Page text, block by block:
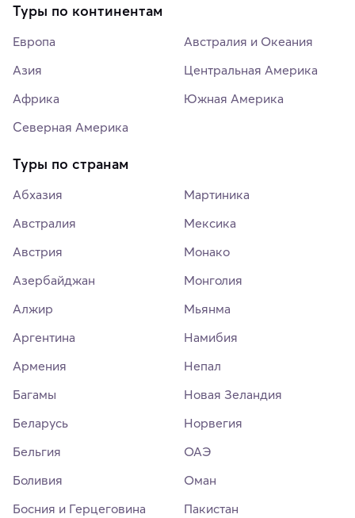
Туры по континентам
Европа
Азия
Африка
Северная Америка
Австралия и Океания
Центральная Америка
Южная Америка
Туры по странам
Абхазия
Австралия
Австрия
Азербайджан
Алжир
Аргентина
Армения
Багамы
Беларусь
Бельгия
Боливия
Босния и Герцеговина
Мартиника
Мексика
Монако
Монголия
Мьянма
Намибия
Непал
Новая Зеландия
Норвегия
ОАЭ
Оман
Пакистан